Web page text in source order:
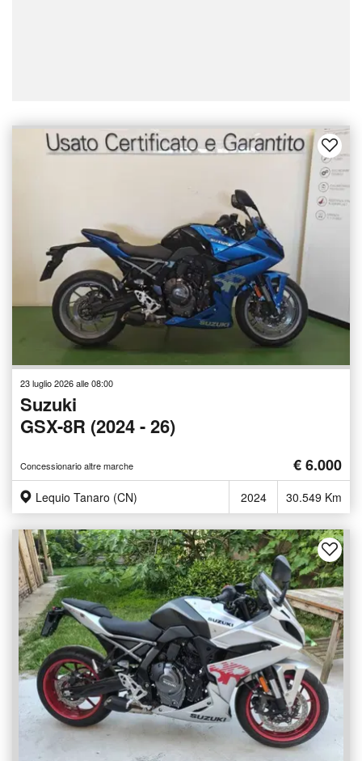
23 luglio 2026 alle 08:00
Suzuki
GSX-8R (2024 - 26)
Concessionario altre marche € 6.000
Lequio Tanaro (CN) 2024 30.549 Km